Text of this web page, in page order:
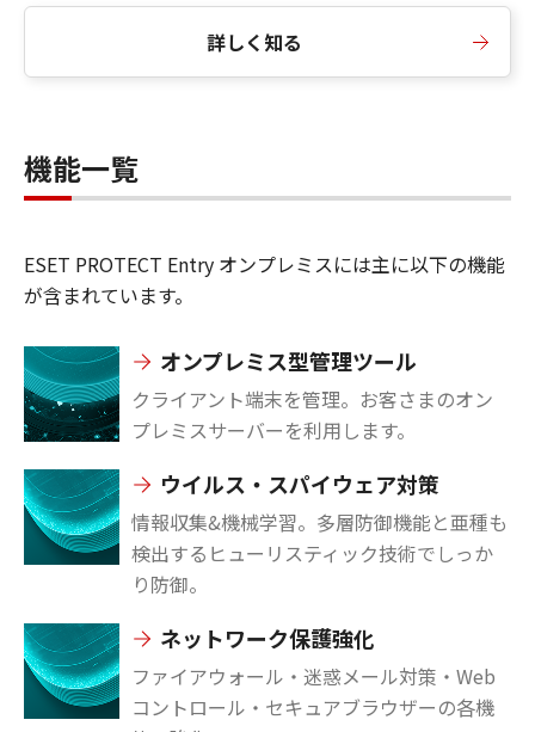
詳しく知る
機能一覧
ESET PROTECT Entry オンプレミスには主に以下の機能
が含まれています。
オンプレミス型管理ツール
クライアント端末を管理。お客さまのオン
プレミスサーバーを利用します。
ウイルス・スパイウェア対策
情報収集&機械学習。多層防御機能と亜種も
検出するヒューリスティック技術でしっか
り防御。
ネットワーク保護強化
ファイアウォール・迷惑メール対策・Web
コントロール・セキュアブラウザーの各機